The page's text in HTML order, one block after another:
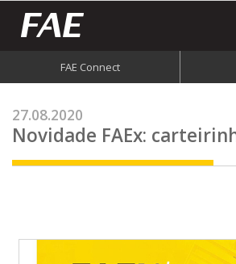
FAE Connect
27.08.2020
Novidade FAEx: